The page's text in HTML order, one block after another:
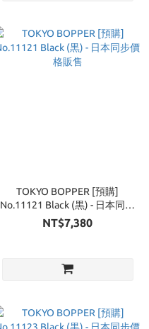
TOKYO BOPPER [預購]
No.11121 Black (黒) - 日本同步
價格販售
NT$7,380